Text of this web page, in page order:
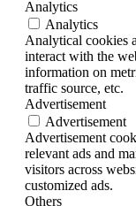
Analytics
Analytics
Analytical cookies
interact with the
information on
traffic source, etc.
Advertisement
Advertisement
Advertisement
relevant ads and
visitors across
customized ads.
Others